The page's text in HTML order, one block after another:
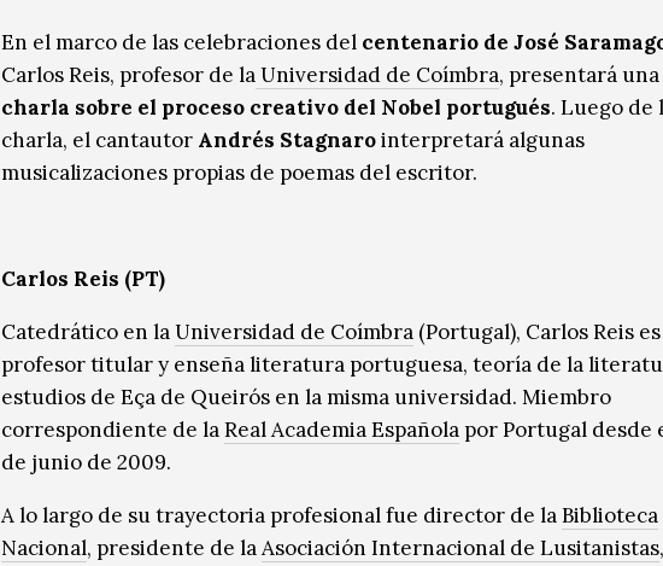
En el marco de las celebraciones del centenario de José
Carlos Reis, profesor de laUniversidad de Coímbra, presentará una
charla sobre el proceso creativo del Nobel portugués. Luego de
charla, el cantautor Andrés Stagnarointerpretará algunas
musicalizaciones propias de poemas del escritor.
Carlos Reis (PT)
Catedrático en laUniversidad de Coímbra (Portugal), Carlos Reis es
profesor titular y enseña literatura portuguesa, teoría de la
estudios de Eça de Queirós en la misma universidad. Miembro
correspondiente de laReal Academia Española por Portugal desde
de junio de 2009.
A lo largo de su trayectoria profesional fue director de laBiblioteca
Nacional, presidente de laAsociación Internacional de Lusitanistas,